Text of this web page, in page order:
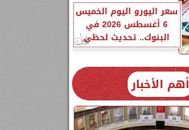
سعر اليورو اليوم الخميس
6 أغسطس 2026 في
البنوك.. تحديث لحظي
أهم الأخبار